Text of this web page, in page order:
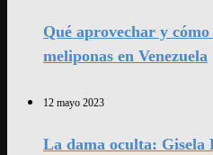
Qué aprovechar y
meliponas en Venezuela
12 mayo 2023
La dama oculta: Gisela